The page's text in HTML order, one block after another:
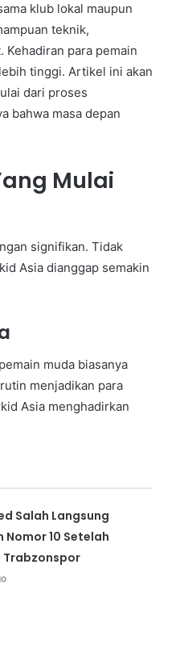
klub lokal maupun
teknik,
para pemain
tinggi. Artikel ini akan
dari proses
bahwa masa depan
Mulai
signifikan. Tidak
Asia dianggap semakin
muda biasanya
menjadikan para
Asia menghadirkan
Salah Langsung
Nomor 10 Setelah
Trabzonspor